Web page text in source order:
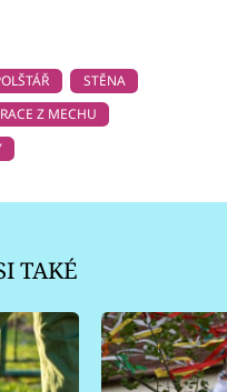
STĚNA
Z MECHU
TAKÉ